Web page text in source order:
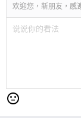
欢迎您，新朋友，感